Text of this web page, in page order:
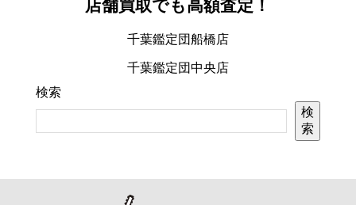
店舗買取でも高額査定！
千葉鑑定団船橋店
千葉鑑定団中央店
検索
検
索